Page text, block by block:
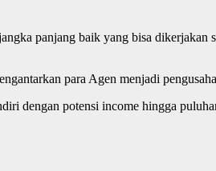
panjang baik yang bisa dikerjakan
para Agen menjadi
dengan potensi income hingga